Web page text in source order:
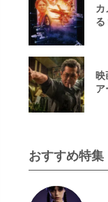
映
おすすめ特集